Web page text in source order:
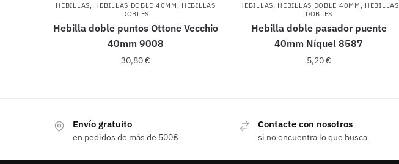
HEBILLAS, HEBILLAS DOBLE 40MM , HEBILLAS
DOBLES
Hebilla doble puntos Ottone Vecchio
40mm 9008
30,80€
HEBILLAS, HEBILLAS DOBLE 40MM , HEBILLAS
DOBLES
Hebilla doble pasador puente
40mm Níquel 8587
5,20€
Envío gratuito
en pedidos de más de 500€
Contacte con nosotros
si no encuentra lo que busca